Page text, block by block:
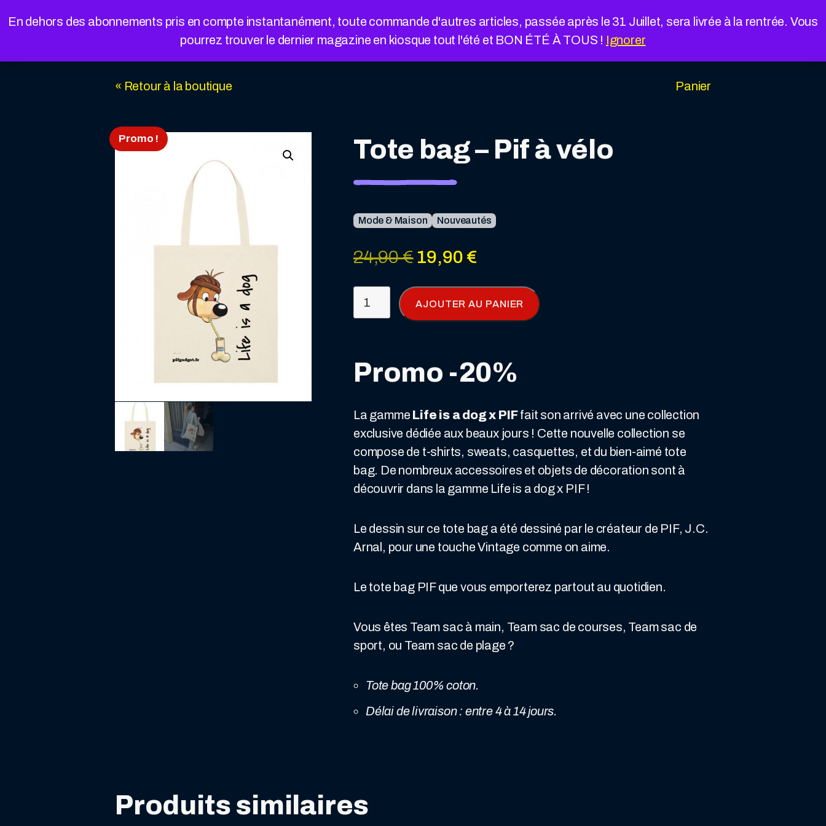
En dehors des abonnements pris en compte instantanément, toute commande d'autres articles, passée après le 31 Juillet, sera livrée à la rentrée. Vous
pourrez trouver le dernier magazine en kiosque tout l'été et BON ÉTÉ À TOUS ! Ignorer
« Retour à la boutique Panier
Promo ! Tote bag – Pif à vélo
Mode & Maison Nouveautés
24,90€ Le
prix
initial
24,90 €.
19,90 €
prix
actuel
19,90 €.
quantité
vélo
AJOUTER AU PANIER
Promo -20%
La gamme Life is a dog x PIFfait son arrivé avec une collection
exclusive dédiée aux beaux jours ! Cette nouvelle collection se
compose de t-shirts, sweats, casquettes, et du bien-aimé tote
bag. De nombreux accessoires et objets de décoration sont à
découvrir dans la gamme Life is a dog x PIF !
Le dessin sur ce tote bag a été dessiné par le créateur de PIF, J.C.
Arnal, pour une touche Vintage comme on aime.
Le tote bag PIF que vous emporterez partout au quotidien.
Vous êtes Team sac à main, Team sac de courses, Team sac de
sport, ou Team sac de plage ?
Tote bag 100% coton.
Délai de livraison : entre 4 à 14 jours.
Produits similaires